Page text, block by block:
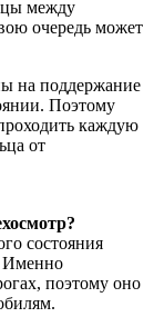
между
очередь может
на поддержание
Поэтому
каждую
от
состояния
Именно
поэтому оно